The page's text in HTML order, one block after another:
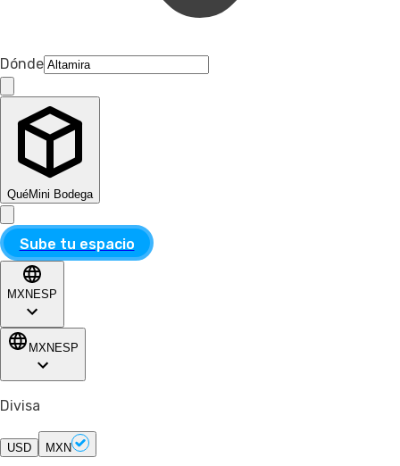
Dónde
QuéMini Bodega
Sube tu espacio
MXN ESP
MXN ESP
Divisa
USD MXN